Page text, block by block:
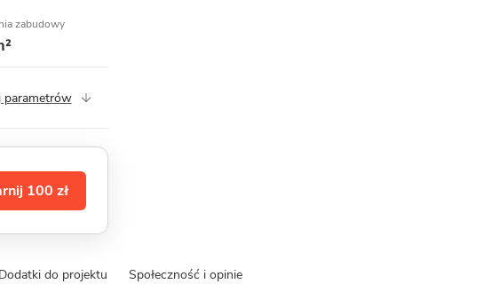
zabudowy
parametrów
100 zł
Dodatki do projektu Społeczność i opinie